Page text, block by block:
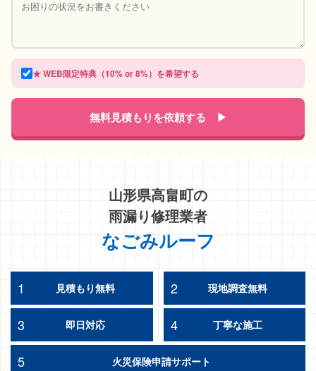
★ WEB限定特典（10% or 8%）を希望する
無料見積もりを依頼する ▶
山形県高畠町の
雨漏り修理業者
なごみルーフ
1 見積もり無料 2 現地調査無料
3 即日対応 4 丁寧な施工
5 火災保険申請サポート